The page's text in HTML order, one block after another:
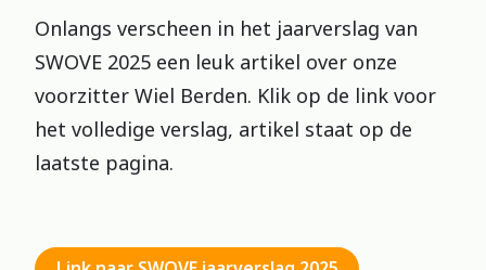
Onlangs verscheen in het jaarverslag van
SWOVE 2025 een leuk artikel over onze
voorzitter Wiel Berden. Klik op de link voor
het volledige verslag, artikel staat op de
laatste pagina.